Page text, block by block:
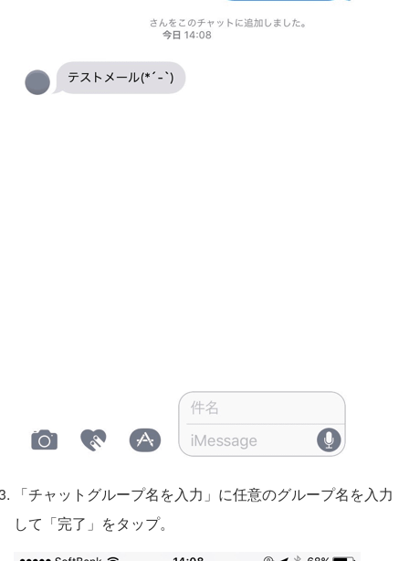
「チャットグループ名を入力」に任意のグループ名を入力
して「完了」をタップ。